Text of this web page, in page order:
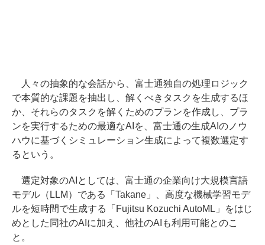
人々の抽象的な会話から、富士通独自の処理ロジック
で本質的な課題を抽出し、解くべきタスクを生成するほ
か、それらのタスクを解くためのプランを作成し、プラ
ンを実行するための最適なAIを、富士通の生成AIのノウ
ハウに基づくシミュレーション生成によって複数選定す
るという。
選定対象のAIとしては、富士通の企業向け大規模言語
モデル（LLM）である「Takane」、高度な機械学習モデ
ルを短時間で生成する「Fujitsu Kozuchi AutoML」をはじ
めとした同社のAIに加え、他社のAIも利用可能とのこ
と。